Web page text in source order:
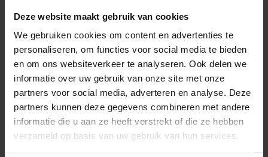
Deze website maakt gebruik van cookies
We gebruiken cookies om content en advertenties te
personaliseren, om functies voor social media te bieden
en om ons websiteverkeer te analyseren. Ook delen we
informatie over uw gebruik van onze site met onze
partners voor social media, adverteren en analyse. Deze
partners kunnen deze gegevens combineren met andere
informatie die u aan ze heeft verstrekt of die ze hebben
verzameld op basis van uw gebruik van hun services.
17 JULI 2026
Uitspraak Hoge Raad: Personen- en
familierecht (ECLI:NL:HR:2026:1281, 17 juli